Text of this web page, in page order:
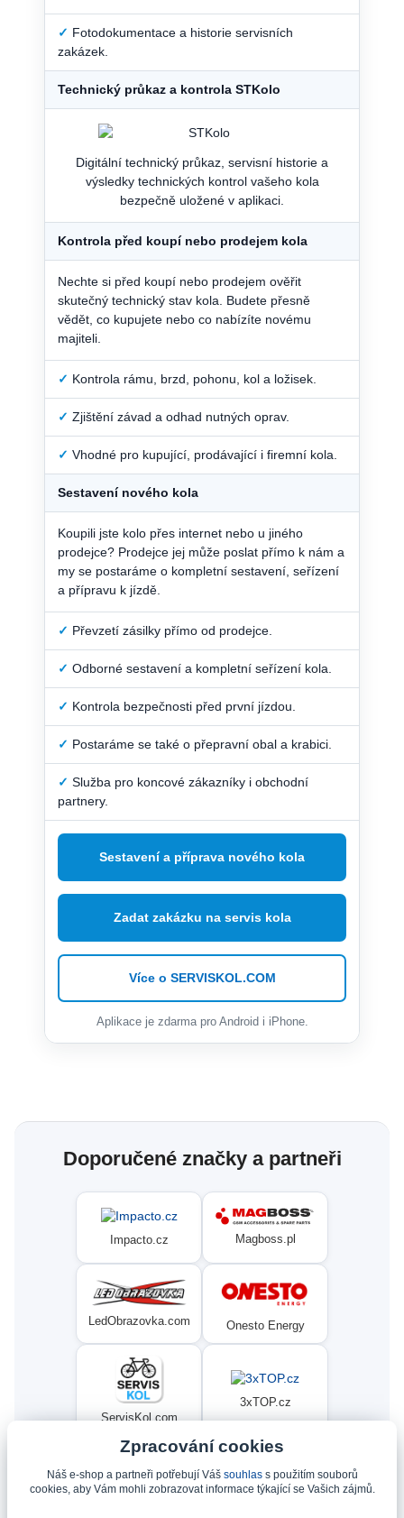
✓ Fotodokumentace a historie servisních
zakázek.
Technický průkaz a kontrola STKolo
Digitální technický průkaz, servisní historie a
výsledky technických kontrol vašeho kola
bezpečně uložené v aplikaci.
Kontrola před koupí nebo prodejem kola
Nechte si před koupí nebo prodejem ověřit
skutečný technický stav kola. Budete přesně
vědět, co kupujete nebo co nabízíte novému
majiteli.
✓ Kontrola rámu, brzd, pohonu, kol a ložisek.
✓ Zjištění závad a odhad nutných oprav.
✓ Vhodné pro kupující, prodávající i firemní kola.
Sestavení nového kola
Koupili jste kolo přes internet nebo u jiného
prodejce? Prodejce jej může poslat přímo k nám a
my se postaráme o kompletní sestavení, seřízení
a přípravu k jízdě.
✓ Převzetí zásilky přímo od prodejce.
✓ Odborné sestavení a kompletní seřízení kola.
✓ Kontrola bezpečnosti před první jízdou.
✓ Postaráme se také o přepravní obal a krabici.
✓ Služba pro koncové zákazníky i obchodní
partnery.
Sestavení a příprava nového kola
Zadat zakázku na servis kola
Více o SERVISKOL.COM
Aplikace je zdarma pro Android i iPhone.
Doporučené značky a partneři
Impacto.cz Magboss.pl
LedObrazovka.com Onesto Energy
ServisKol.com
3xTOP.cz
Condat Ninex.cz
Zpracování cookies
Náš e-shop a partneři potřebují Váš souhlass použitím souborů
cookies, aby Vám mohli zobrazovat informace týkající se Vašich zájmů.